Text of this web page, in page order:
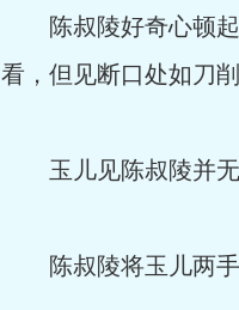
陈叔陵好奇心顿起
看，但见断口处如刀
玉儿见陈叔陵并无
陈叔陵将玉儿两手